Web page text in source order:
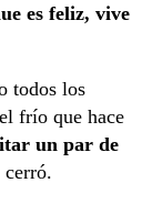
es feliz, vive
todos los
frío que hace
un par de
cerró.